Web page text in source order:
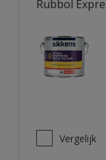
Rubbol
Vergelijk